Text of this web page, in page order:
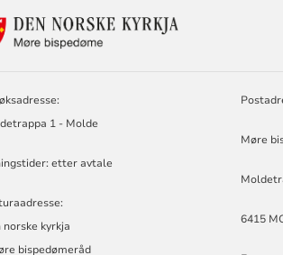
1 - Molde
etter avtale
norske kyrkja
bispedømeråd
Møre
6415